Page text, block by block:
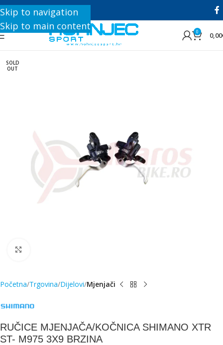
Skip to navigation
Skip to main content
+385 1 8896 200
0 0,00
SOLD
OUT
Početna Trgovina Dijelovi Mjenjači
RUČICE MJENJAČA/KOČNICA SHIMANO XTR
ST- M975 3X9 BRZINA